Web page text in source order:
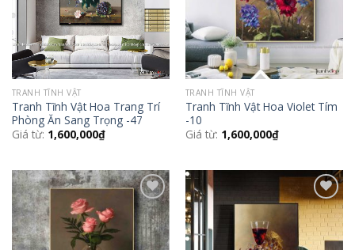
TRANH TĨNH VẬT
Tranh Tĩnh Vật Hoa Trang Trí
Phòng Ăn Sang Trọng -47
Giá từ: 1,600,000₫
TRANH TĨNH VẬT
Tranh Tĩnh Vật Hoa Violet Tím
-10
Giá từ: 1,600,000₫
Add to
Wishlist
Add to
Wishlist